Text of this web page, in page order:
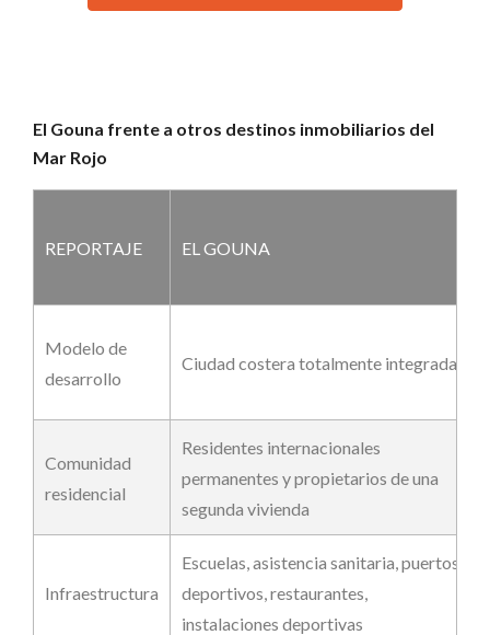
El Gouna frente a otros destinos inmobiliarios del
Mar Rojo
REPORTAJE EL GOUNA
Modelo de
desarrollo
Ciudad costera totalmente integrada
Comunidad
residencial
Residentes internacionales
permanentes y propietarios de una
segunda vivienda
Infraestructura
Escuelas, asistencia sanitaria, puertos
deportivos, restaurantes,
instalaciones deportivas